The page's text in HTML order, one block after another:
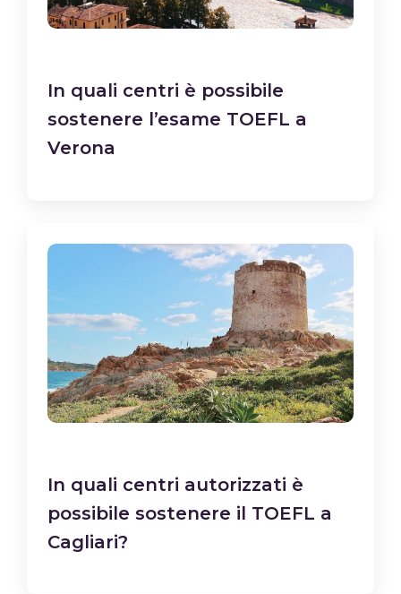
In quali centri è possibile
sostenere l’esame TOEFL a
Verona
In quali centri autorizzati è
possibile sostenere il TOEFL a
Cagliari?